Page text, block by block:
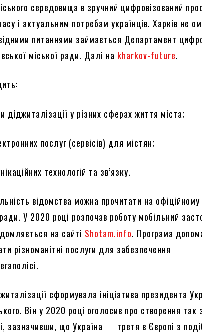
середовища в зручний цифровізований
і актуальним потребам українців. Харків не
питаннями займається Департамент
міської ради. Далі на kharkov-future.
діджиталізації у різних сферах життя міста;
послуг (сервісів) для містян;
технологій та зв’язку.
відомства можна прочитати на офіційному
У 2020 році розпочав роботу мобільний
на сайті Shotam.info. Програма
різноманітні послуги для забезпечення
сформувала ініціатива президента
Він у 2020 році оголосив про створення так
зазначивши, що Україна ― третя в Європі з